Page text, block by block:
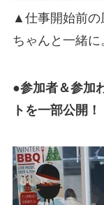
▲仕事開始前の
ちゃんと一緒に
●参加者＆参加
トを一部公開！